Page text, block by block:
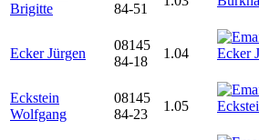
Brigitte
84-51
Ecker Jürgen
08145
84-18
1.04
Eckstein
Wolfgang
08145
84-23
1.05